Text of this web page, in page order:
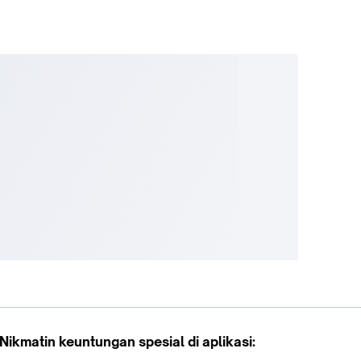
Nikmatin keuntungan spesial di aplikasi: